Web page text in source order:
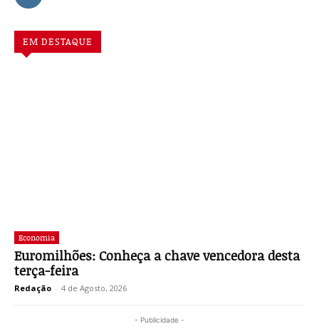
EM DESTAQUE
Economia
Euromilhões: Conheça a chave vencedora desta
terça-feira
Redação - 4 de Agosto, 2026
- Publicidade -